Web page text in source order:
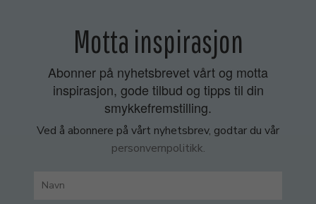
Motta inspirasjon
Abonner på nyhetsbrevet vårt og motta
inspirasjon, gode tilbud og tipps til din
smykkefremstilling.
Ved å abonnere på vårt nyhetsbrev, godtar du vår
personvernpolitikk.